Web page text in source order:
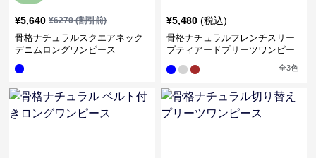
¥5,640 ¥6270(割引前)
骨格ナチュラルスクエアネック
デニムロングワンピース
¥5,480 (税込)
骨格ナチュラルフレンチスリー
ブティアードプリーツワンピー
全3色